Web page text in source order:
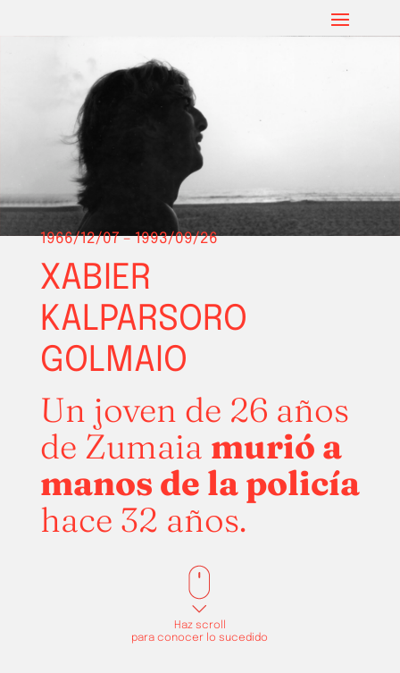
1966/12/07 – 1993/09/26
XABIER
KALPARSORO
GOLMAIO
Un joven de 26 años
de Zumaia murió a
manos de la policía
hace 32 años.
Haz scroll
para conocer lo sucedido